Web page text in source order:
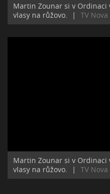
Martin Zounar si v Ordinaci
vlasy na růžovo.
| TV Nova
Martin Zounar si v Ordinaci
vlasy na růžovo.
| TV Nova